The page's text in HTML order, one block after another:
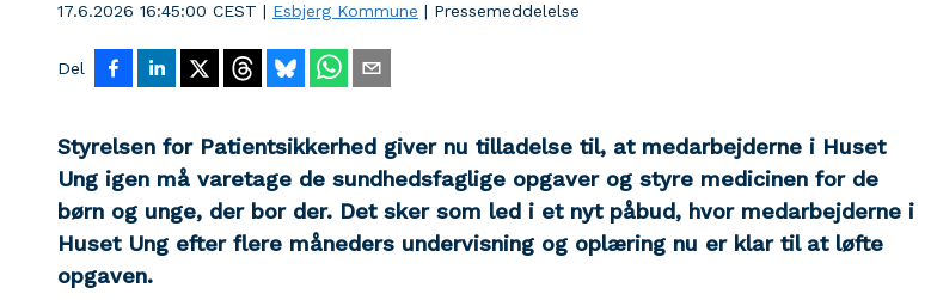
17.6.2026 16:45:00 CEST | Esbjerg Kommune | Pressemeddelelse
Del
Styrelsen for Patientsikkerhed giver nu tilladelse til, at medarbejderne i Huset
Ung igen må varetage de sundhedsfaglige opgaver og styre medicinen for de
børn og unge, der bor der. Det sker som led i et nyt påbud, hvor medarbejderne i
Huset Ung efter flere måneders undervisning og oplæring nu er klar til at løfte
opgaven.